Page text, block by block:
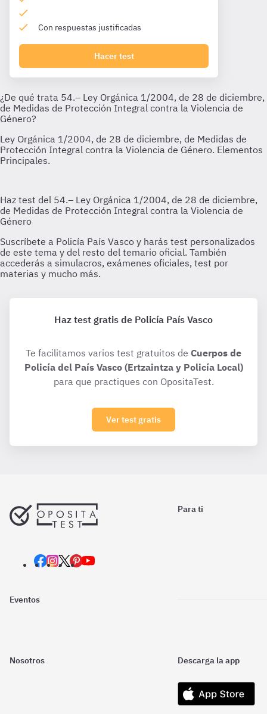
Con respuestas justificadas
Hacer test
Haz test gratis de Policía País Vasco
Te facilitamos varios test gratuitos de Cuerpos de
Policía del País Vasco (Ertzaintza y Policía Local)
para que practiques con OpositaTest.
Ver test gratis
Para ti
Eventos
Nosotros Descarga la app